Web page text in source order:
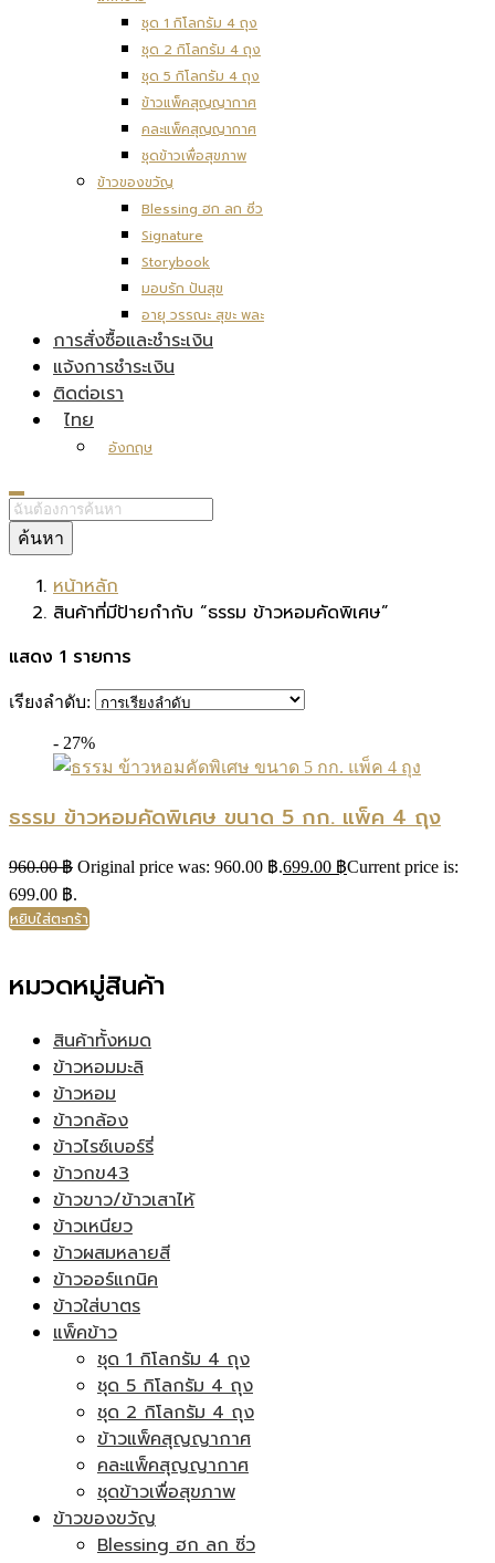
ชุด 1 กิโลกรัม 4 ถุง
ชุด 2 กิโลกรัม 4 ถุง
ชุด 5 กิโลกรัม 4 ถุง
ข้าวแพ็คสุญญากาศ
คละแพ็คสุญญากาศ
ชุดข้าวเพื่อสุขภาพ
ข้าวของขวัญ
Blessing ฮก ลก ซิ่ว
Signature
Storybook
มอบรัก ปันสุข
อายุ วรรณะ สุขะ พละ
การสั่งซื้อและชำระเงิน
แจ้งการชำระเงิน
ติดต่อเรา
ไทย
อังกฤษ
ค้นหา
หน้าหลัก
สินค้าที่มีป้ายกำกับ “ธรรม ข้าวหอมคัดพิเศษ”
แสดง 1 รายการ
เรียงลำดับ:
- 27%
ธรรม ข้าวหอมคัดพิเศษ ขนาด 5 กก. แพ็ค 4 ถุง
960.00฿ Original price was: 960.00 ฿.699.00 ฿Current price is:
699.00 ฿.
หยิบใส่ตะกร้า
หมวดหมู่สินค้า
สินค้าทั้งหมด
ข้าวหอมมะลิ
ข้าวหอม
ข้าวกล้อง
ข้าวไรซ์เบอร์รี่
ข้าวกข43
ข้าวขาว/ข้าวเสาไห้
ข้าวเหนียว
ข้าวผสมหลายสี
ข้าวออร์แกนิค
ข้าวใส่บาตร
แพ็คข้าว
ชุด 1 กิโลกรัม 4 ถุง
ชุด 5 กิโลกรัม 4 ถุง
ชุด 2 กิโลกรัม 4 ถุง
ข้าวแพ็คสุญญากาศ
คละแพ็คสุญญากาศ
ชุดข้าวเพื่อสุขภาพ
ข้าวของขวัญ
Blessing ฮก ลก ซิ่ว